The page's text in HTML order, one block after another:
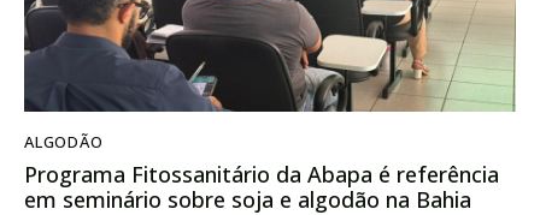
ALGODÃO
Programa Fitossanitário da Abapa é referência
em seminário sobre soja e algodão na Bahia